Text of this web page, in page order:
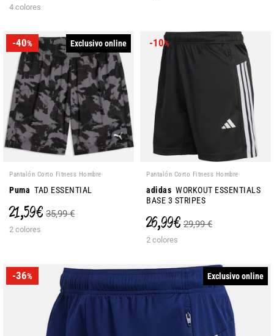
4 colores
-40% Exclusivo online
Pantalón Corto Fitness Hombre
Puma TAD ESSENTIAL
21,59 € 35,99 €
2 colores
-10%
Pantalón Corto Fitness Hombre
adidas WORKOUT ESSENTIALS
BASE 3 STRIPES
26,99 € 29,99 €
2 colores
-36% Exclusivo online